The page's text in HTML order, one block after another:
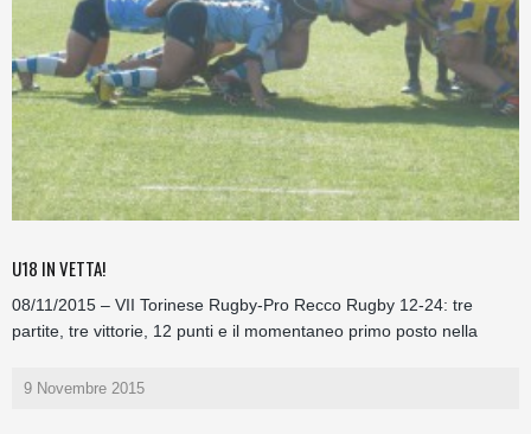
U18 IN VETTA!
08/11/2015 – VII Torinese Rugby-Pro Recco Rugby 12-24: tre
partite, tre vittorie, 12 punti e il momentaneo primo posto nella
9 Novembre 2015